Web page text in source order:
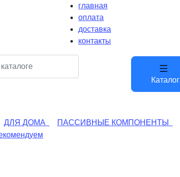
главная
оплата
доставка
контакты
Каталог
ДЛЯ ДОМА ПАССИВНЫЕ КОМПОНЕНТЫ